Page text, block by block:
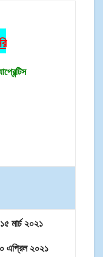
১৫ মার্চ ২০২১
এপ্রিল ২০২১